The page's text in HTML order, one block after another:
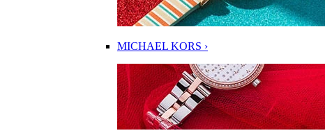
MICHAEL KORS ›